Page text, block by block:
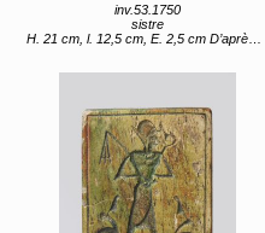
inv.53.1750
sistre
H. 21 cm, l. 12,5 cm, E. 2,5 cm D’après Foucault : huit pouces D’après Caylus : sept pouces